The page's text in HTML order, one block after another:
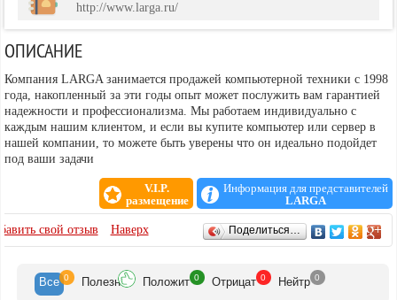
http://www.larga.ru/
ОПИСАНИЕ
Компания LARGA занимается продажей компьютерной техники с 1998
года, накопленный за эти годы опыт может послужить вам гарантией
надежности и профессионализма. Мы работаем индивидуально с
каждым нашим клиентом, и если вы купите компьютер или сервер в
нашей компании, то можете быть уверены что он идеально подойдет
под ваши задачи
V.I.P.
размещение
Информация для представителей
LARGA
ОТЗЫВЫсвой отзыв Наверх Поделиться…
Все 0 Полезн Положит 0 Отрицат 0 Нейтр 0